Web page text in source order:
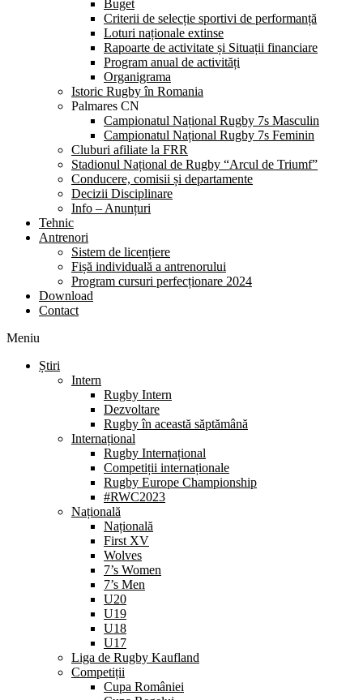
Buget
Criterii de selecție sportivi de performanță
Loturi naționale extinse
Rapoarte de activitate și Situații financiare
Program anual de activități
Organigrama
Istoric Rugby în Romania
Palmares CN
Campionatul Național Rugby 7s Masculin
Campionatul Național Rugby 7s Feminin
Cluburi afiliate la FRR
Stadionul Național de Rugby “Arcul de Triumf”
Conducere, comisii și departamente
Decizii Disciplinare
Info – Anunțuri
Tehnic
Antrenori
Sistem de licențiere
Fișă individuală a antrenorului
Program cursuri perfecționare 2024
Download
Contact
Meniu
Știri
Intern
Rugby Intern
Dezvoltare
Rugby în această săptămână
Internațional
Rugby Internațional
Competiții internaționale
Rugby Europe Championship
#RWC2023
Națională
Națională
First XV
Wolves
7’s Women
7’s Men
U20
U19
U18
U17
Liga de Rugby Kaufland
Competiții
Cupa României